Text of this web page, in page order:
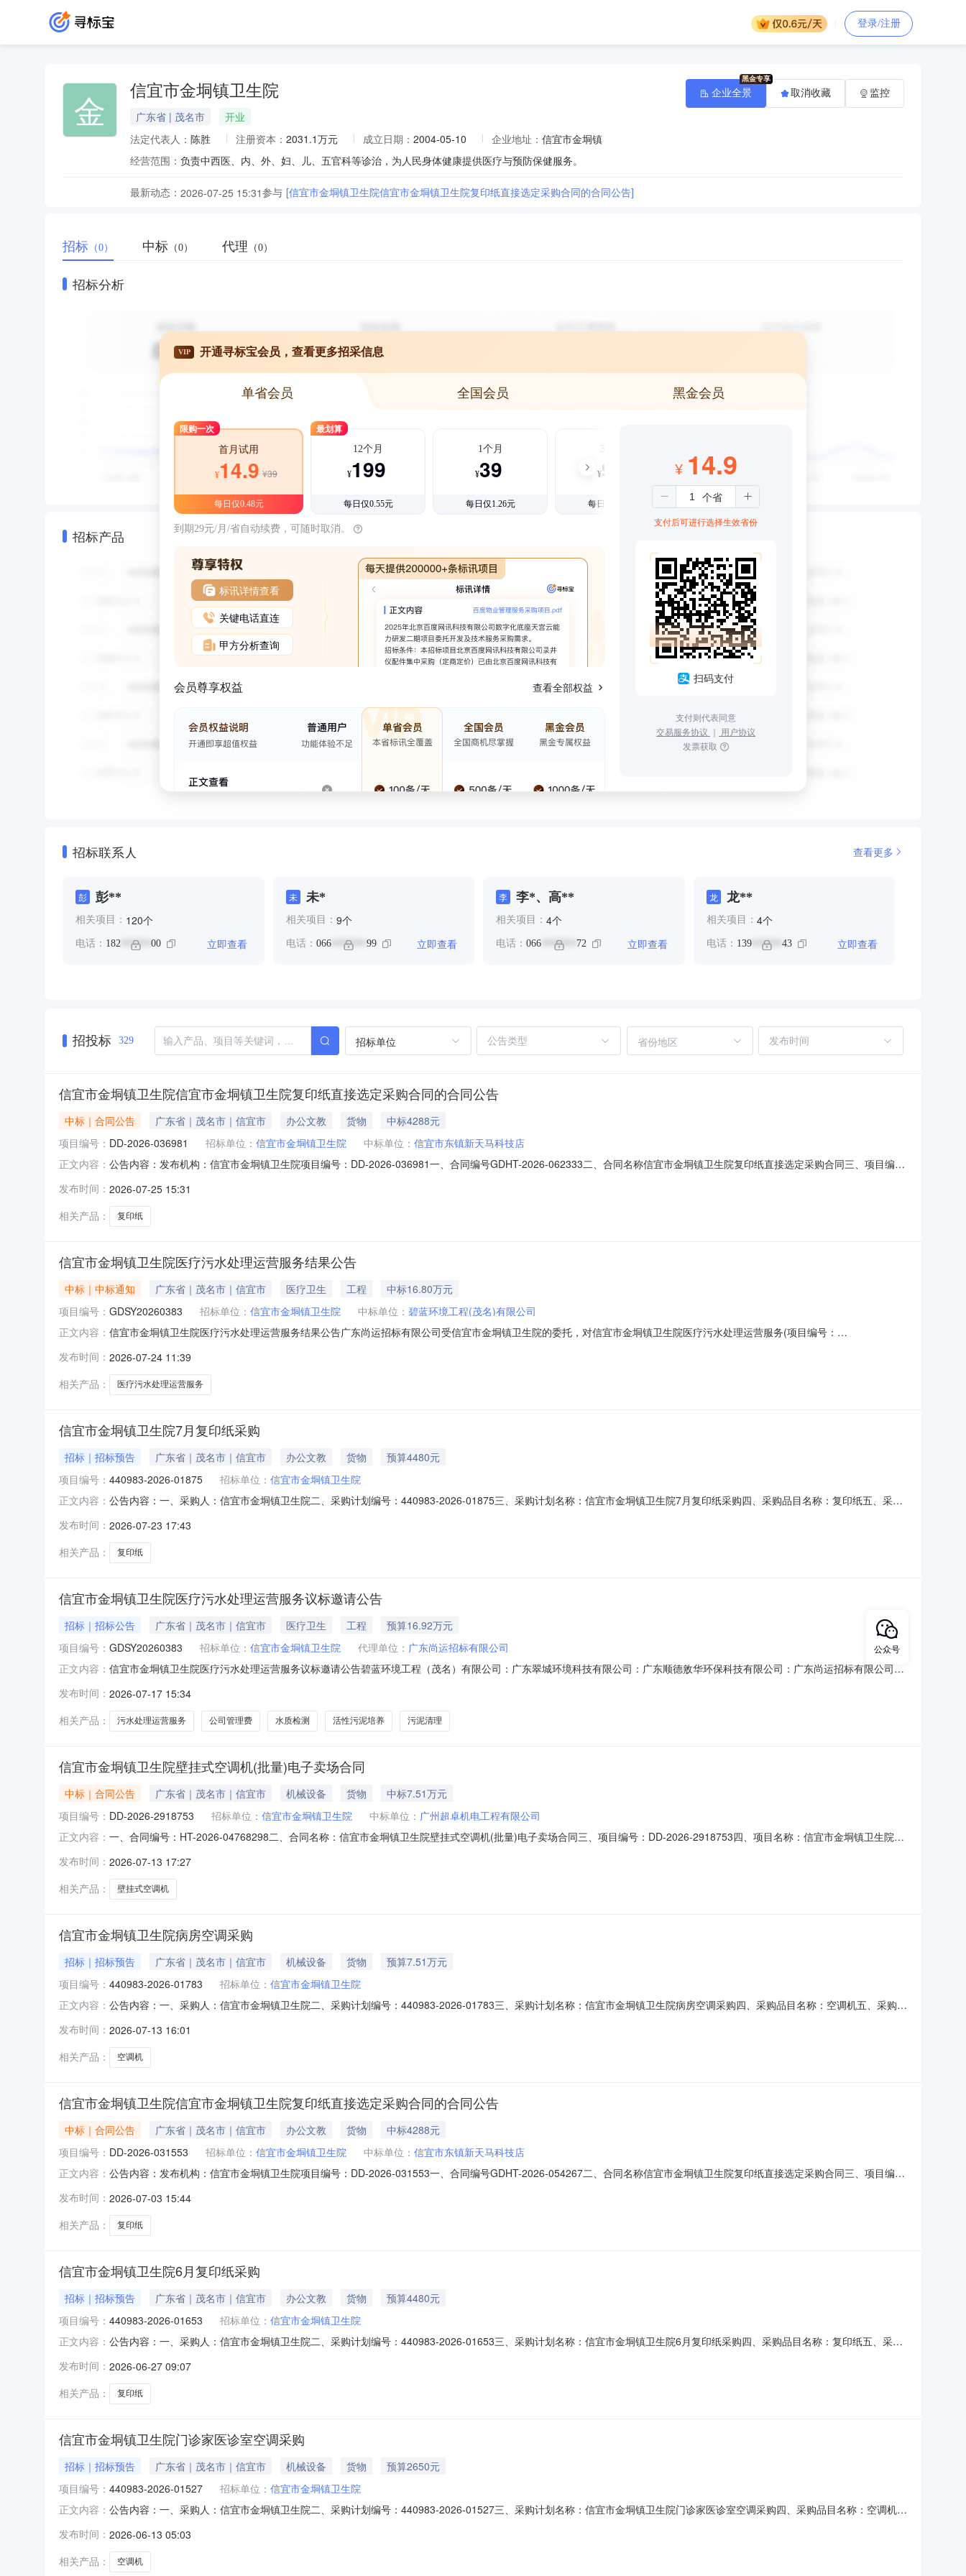
登录/注册
金 信宜市金垌镇卫生院
广东省 | 茂名市
开业
法定代表人： 陈胜 注册资本： 2031.1万元 成立日期： 2004-05-10 企业地址： 信宜市金垌镇
经营范围： 负责中西医、内、外、妇、儿、五官科等诊治，为人民身体健康提供医疗与预防保健服务。
最新动态： 2026-07-25 15:31参与 [信宜市金垌镇卫生院信宜市金垌镇卫生院复印纸直接选定采购合同的合同公告]
企业全景 取消收藏 监控
招标 （0） 中标 （0） 代理 （0）
招标分析
招标产品
VIP 开通寻标宝会员，查看更多招采信息
单省会员 全国会员 黑金会员
限购一次
首月试用
¥14.9 ¥39
每日仅0.48元
最划算
12个月
¥199
每日仅0.55元
1个月
¥39
每日仅1.26元
3个月
¥99
每日仅1.08元
到期29元/月/省自动续费，可随时取消。
标讯详情查看
关键电话直连
甲方分析查询
会员尊享权益 查看全部权益
¥ 14.9
支付后可进行选择生效省份
扫码支付
支付则代表同意
交易服务协议 ｜ 用户协议
发票获取
招标联系人 查看更多
彭 彭**
相关项目： 120个
电话： 182 ****** 00 立即查看
未 未*
相关项目： 9个
电话： 066******* 99 立即查看
李 李*、高**
相关项目： 4个
电话： 066 ******* 72 立即查看
龙 龙**
相关项目： 4个
电话： 139****** 43 立即查看
招投标 329 招标单位 省份地区
信宜市金垌镇卫生院信宜市金垌镇卫生院复印纸直接选定采购合同的合同公告
中标｜合同公告 广东省｜茂名市｜信宜市 办公文教 货物
中标4288元
项目编号： DD-2026-036981 招标单位： 信宜市金垌镇卫生院 中标单位： 信宜市东镇新天马科技店
正文内容： 公告内容：发布机构：信宜市金垌镇卫生院项目编号：DD-2026-036981一、合同编号GDHT-2026-062333二、合同名称信宜市金垌镇卫生院复印纸直接选定采购合同三、项目编号
应商(乙方)：信宜市东镇新天马科技店地址：广东省信宜市新里一路74号首层联系方式：13686707891六、合同主要信息主要标的：序号名称数量(单位)单
发布时间： 2026-07-25 15:31
相关产品：
复印纸
信宜市金垌镇卫生院医疗污水处理运营服务结果公告
中标｜中标通知 广东省｜茂名市｜信宜市 医疗卫生 工程
中标16.80万元
项目编号： GDSY20260383 招标单位： 信宜市金垌镇卫生院 中标单位： 碧蓝环境工程(茂名)有限公司
正文内容： 信宜市金垌镇卫生院医疗污水处理运营服务结果公告广东尚运招标有限公司受信宜市金垌镇卫生院的委托，对信宜市金垌镇卫生院医疗污水处理运营服务(项目编号：
成交标的明细(一)成交供应商：碧蓝环境工程（茂名）有限公司(二)成交供应商地址：信宜市玉都街道站前大道支线碧桂园世纪城5幢首层20号铺(三)成交价：人民币壹拾陆万捌仟元
整(￥168000.00元)
发布时间： 2026-07-24 11:39
相关产品：
医疗污水处理运营服务
信宜市金垌镇卫生院7月复印纸采购
招标｜招标预告 广东省｜茂名市｜信宜市 办公文教 货物
预算4480元
项目编号： 440983-2026-01875 招标单位： 信宜市金垌镇卫生院
正文内容： 公告内容：一、采购人：信宜市金垌镇卫生院二、采购计划编号：440983-2026-01875三、采购计划名称：信宜市金垌镇卫生院7月复印纸采购四、采购品目名称：复印纸五、采购
发布时间： 2026-07-23 17:43
相关产品：
复印纸
信宜市金垌镇卫生院医疗污水处理运营服务议标邀请公告
招标｜招标公告 广东省｜茂名市｜信宜市 医疗卫生 工程
预算16.92万元
项目编号： GDSY20260383 招标单位： 信宜市金垌镇卫生院 代理单位： 广东尚运招标有限公司
正文内容： 信宜市金垌镇卫生院医疗污水处理运营服务议标邀请公告碧蓝环境工程（茂名）有限公司：广东翠城环境科技有限公司：广东顺德敫华环保科技有限公司：广东尚运招标有限公司受
1.项目概况与招标范围1.1项目金额：￥169150.00元；1.2项目服务内容：序号项目名称规格/参数数量单位备注1技术服务费（含服务人员）根据乙方职责范围，提供技术支持服
务，负责污水站运行
发布时间： 2026-07-17 15:34
相关产品：
污水处理运营服务 公司管理费 水质检测 活性污泥培养 污泥清理
信宜市金垌镇卫生院壁挂式空调机(批量)电子卖场合同
中标｜合同公告 广东省｜茂名市｜信宜市 机械设备 货物
中标7.51万元
项目编号： DD-2026-2918753 招标单位： 信宜市金垌镇卫生院 中标单位： 广州超卓机电工程有限公司
正文内容： 一、合同编号：HT-2026-04768298二、合同名称：信宜市金垌镇卫生院壁挂式空调机(批量)电子卖场合同三、项目编号：DD-2026-2918753四、项目名称：信宜市金垌镇卫生院采
州市白云区金沙洲上元里大街一巷横一巷26号101房联系方式：13802848635六、合同主要信息主要标的名称：空调机规格型号（或服务要求）：详见合同主要标的数量：
发布时间： 2026-07-13 17:27
相关产品：
壁挂式空调机
信宜市金垌镇卫生院病房空调采购
招标｜招标预告 广东省｜茂名市｜信宜市 机械设备 货物
预算7.51万元
项目编号： 440983-2026-01783 招标单位： 信宜市金垌镇卫生院
正文内容： 公告内容：一、采购人：信宜市金垌镇卫生院二、采购计划编号：440983-2026-01783三、采购计划名称：信宜市金垌镇卫生院病房空调采购四、采购品目名称：空调机五、采购预
发布时间： 2026-07-13 16:01
相关产品：
空调机
信宜市金垌镇卫生院信宜市金垌镇卫生院复印纸直接选定采购合同的合同公告
中标｜合同公告 广东省｜茂名市｜信宜市 办公文教 货物
中标4288元
项目编号： DD-2026-031553 招标单位： 信宜市金垌镇卫生院 中标单位： 信宜市东镇新天马科技店
正文内容： 公告内容：发布机构：信宜市金垌镇卫生院项目编号：DD-2026-031553一、合同编号GDHT-2026-054267二、合同名称信宜市金垌镇卫生院复印纸直接选定采购合同三、项目编号
应商(乙方)：信宜市东镇新天马科技店地址：广东省信宜市新里一路74号首层联系方式：13686707891六、合同主要信息主要标的：序号名称数量(单位)单
发布时间： 2026-07-03 15:44
相关产品：
复印纸
信宜市金垌镇卫生院6月复印纸采购
招标｜招标预告 广东省｜茂名市｜信宜市 办公文教 货物
预算4480元
项目编号： 440983-2026-01653 招标单位： 信宜市金垌镇卫生院
正文内容： 公告内容：一、采购人：信宜市金垌镇卫生院二、采购计划编号：440983-2026-01653三、采购计划名称：信宜市金垌镇卫生院6月复印纸采购四、采购品目名称：复印纸五、采购
发布时间： 2026-06-27 09:07
相关产品：
复印纸
信宜市金垌镇卫生院门诊家医诊室空调采购
招标｜招标预告 广东省｜茂名市｜信宜市 机械设备 货物
预算2650元
项目编号： 440983-2026-01527 招标单位： 信宜市金垌镇卫生院
正文内容： 公告内容：一、采购人：信宜市金垌镇卫生院二、采购计划编号：440983-2026-01527三、采购计划名称：信宜市金垌镇卫生院门诊家医诊室空调采购四、采购品目名称：空调机
发布时间： 2026-06-13 05:03
相关产品：
空调机
公众号